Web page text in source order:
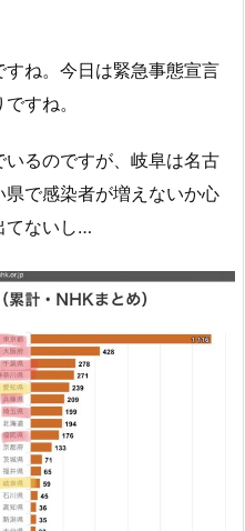
ね。今日は緊急事態宣言
すね。
るのですが、岐阜は名古
で感染者が増えないか心
てないし…